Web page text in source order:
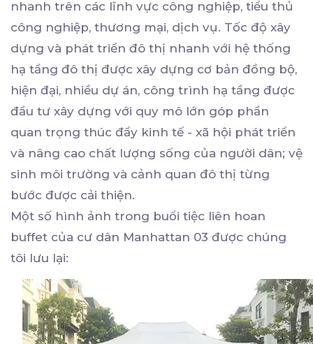
nhanh trên các lĩnh vực công nghiệp, tiểu thủ
công nghiệp, thương mại, dịch vụ. Tốc độ xây
dựng và phát triển đô thị nhanh với hệ thống
hạ tầng đô thị được xây dựng cơ bản đồng bộ,
hiện đại, nhiều dự án, công trình hạ tầng được
đầu tư xây dựng với quy mô lớn góp phần
quan trọng thúc đẩy kinh tế - xã hội phát triển
và nâng cao chất lượng sống của người dân; vệ
sinh môi trường và cảnh quan đô thị từng
bước được cải thiện.
Một số hình ảnh trong buổi tiệc liên hoan
buffet của cư dân Manhattan 03 được chúng
tôi lưu lại: